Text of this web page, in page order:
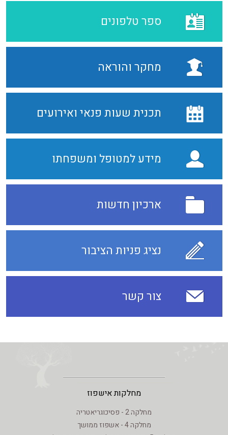
ספר טלפונים
מחקר והוראה
תכנית שעות פנאי ואירועים
מידע למטופל ומשפחתו
ארכיון חדשות
נציג פניות הציבור
צור קשר
מחלקות אישפוז
מחלקה 2 - פסיכוגריאטריה
מחלקה 4 - אשפוז ממושך